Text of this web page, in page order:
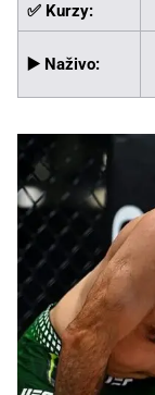
✅ Kurzy:
▶️ Naživo: